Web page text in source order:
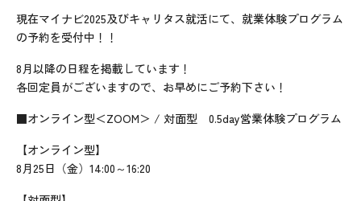
現在マイナビ2025及びキャリタス就活にて、就業体験プログラム
の予約を受付中！！
8月以降の日程を掲載しています！
各回定員がございますので、お早めにご予約下さい！
■オンライン型＜ZOOM＞ / 対面型 0.5day営業体験プログラム
【オンライン型】
8月25日（金）14:00～16:20